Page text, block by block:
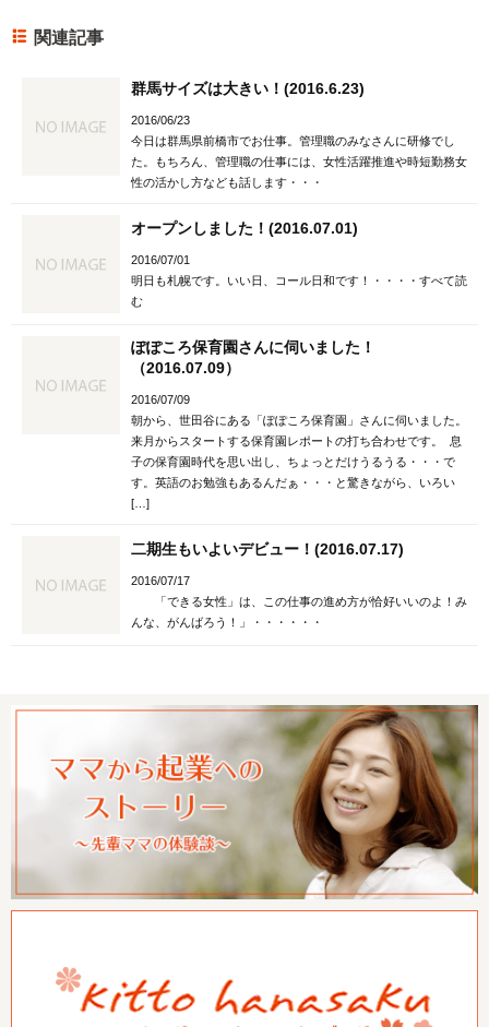
関連記事
群馬サイズは大きい！(2016.6.23)
2016/06/23
今日は群馬県前橋市でお仕事。管理職のみなさんに研修でし
た。もちろん、管理職の仕事には、女性活躍推進や時短勤務女
性の活かし方なども話します・・・
オープンしました！(2016.07.01)
2016/07/01
明日も札幌です。いい日、コール日和です！・・・・すべて読
む
ぽぽころ保育園さんに伺いました！
（2016.07.09）
2016/07/09
朝から、世田谷にある「ぽぽころ保育園」さんに伺いました。
来月からスタートする保育園レポートの打ち合わせです。 息
子の保育園時代を思い出し、ちょっとだけうるうる・・・で
す。英語のお勉強もあるんだぁ・・・と驚きながら、いろい
[…]
二期生もいよいデビュー！(2016.07.17)
2016/07/17
「できる女性」は、この仕事の進め方が恰好いいのよ！み
んな、がんばろう！」・・・・・・